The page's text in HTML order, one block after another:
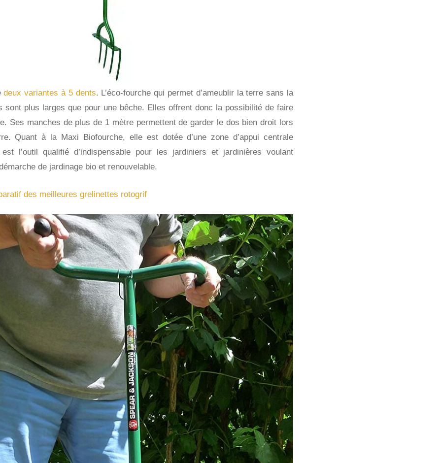
deux variantes à 5 dents. L’éco-fourche qui permet d’ameublir la terre sans la
sont plus larges que pour une bêche. Elles offrent donc la possibilité de faire
Ses manches de plus de 1 mètre permettent de garder le dos bien droit lors
Quant à la Maxi Biofourche, elle est dotée d’une zone d’appui centrale
l’outil qualifié d’indispensable pour les jardiniers et jardinières voulant
de jardinage bio et renouvelable.
des meilleures grelinettes rotogrif